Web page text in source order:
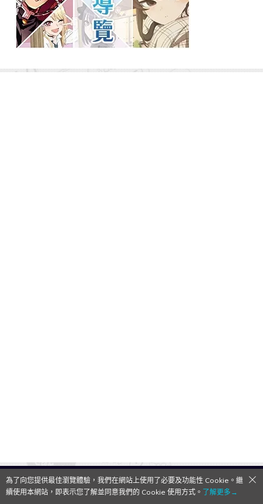
QooApp Limited © 2026
為了向您提供最佳瀏覽體驗，我們在網站上使用了必要及功能性 Cookie。繼
續使用本網站，即表示您了解並同意我們的 Cookie 使用方式。 了解更多→